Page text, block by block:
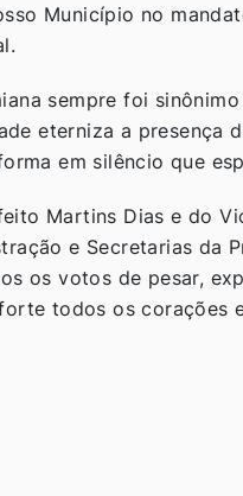
Município no
sempre foi
eterniza a presença
em silêncio que
Martins Dias e do
e Secretarias da
os votos de pesar,
todos os corações